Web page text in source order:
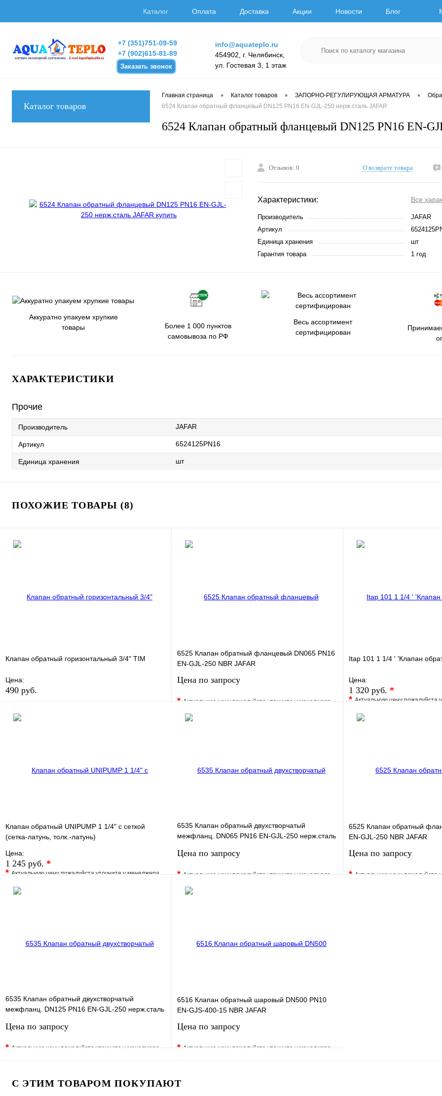
Каталог Оплата Доставка Акции Новости Блог
+7 (351)751-09-59
+7 (902)615-81-89
Заказать звонок
info@aquateplo.ru
454902, г. Челябинск,
ул. Гостевая 3, 1 этаж
Каталог товаров
Главная страница • Каталог товаров • ЗАПОРНО-РЕГУЛИРУЮЩАЯ АРМАТУРА •
6524 Клапан обратный фланцевый DN125 PN16 EN-GJL-250 нерж.сталь JAFAR
6524 Клапан обратный фланцевый DN125 PN16 EN-
Отзывов: 0 О возврате товара
Характеристики: Все
Производитель
JAFAR
Артикул
Единица хранения
шт
Гарантия товара
1 год
Аккуратно упакуем хрупкие
товары
Более 1 000 пунктов
самовывоза по РФ
Весь ассортимент
сертифицирован
ХАРАКТЕРИСТИКИ
Прочие
Производитель JAFAR
Артикул 6524125PN16
Единица хранения шт
ПОХОЖИЕ ТОВАРЫ (8)
Клапан обратный горизонтальный 3/4" TIM
Цена:
490 руб.
Купить в 1 клик
6525 Клапан обратный фланцевый DN065 PN16
EN-GJL-250 NBR JAFAR
Цена по запросу
*Актуальную цену пожалуйста уточните у менеджера
В избранное
Itap 101 1 1/4 ' 'Клапан
Цена:
1 320 руб. *
*Актуальную цену пожалуйста
В избранное
Клапан обратный UNIPUMP 1 1/4" с сеткой
(сетка-латунь, толк.-латунь)
Цена:
1 245 руб. *
*Актуальную цену пожалуйста уточните у менеджера
В избранное
6535 Клапан обратный двухстворчатый
межфланц. DN065 PN16 EN-GJL-250 нерж.сталь
Цена по запросу
*Актуальную цену пожалуйста уточните у менеджера
В избранное
6525 Клапан обратный
EN-GJL-250 NBR JAFAR
Цена по запросу
*Актуальную цену пожалуйста
6535 Клапан обратный двухстворчатый
межфланц. DN125 PN16 EN-GJL-250 нерж.сталь
Цена по запросу
*Актуальную цену пожалуйста уточните у менеджера
В избранное Сравнение
Купить в 1 клик Под заказ
6516 Клапан обратный шаровый DN500 PN10
EN-GJS-400-15 NBR JAFAR
Цена по запросу
*Актуальную цену пожалуйста уточните у менеджера
В избранное Сравнение
С ЭТИМ ТОВАРОМ ПОКУПАЮТ